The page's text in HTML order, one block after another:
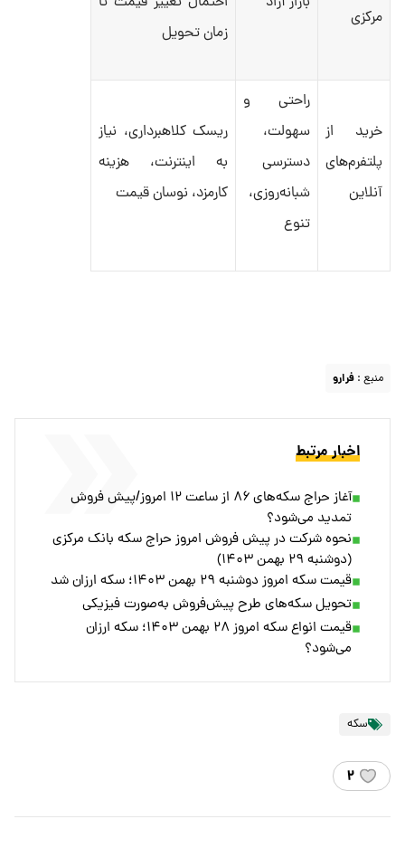
مرکزی
زمان تحویل
خرید از
پلتفرم‌های
آنلاین
راحتی و
سهولت،
دسترسی
شبانه‌روزی،
تنوع
ریسک کلاهبرداری، نیاز
به اینترنت، هزینه
کارمزد، نوسان قیمت
منبع : فرارو
اخبار مرتبط
آغاز حراج سکه‌های ۸۶ از ساعت ۱۲ امروز/پیش فروش
تمدید می‌شود؟
نحوه شرکت در پیش فروش امروز حراج سکه بانک مرکزی
(دوشنبه ۲۹ بهمن ۱۴۰۳)
قیمت سکه امروز دوشنبه ۲۹ بهمن ۱۴۰۳؛ سکه ارزان شد
تحویل سکه‌های طرح پیش‌فروش به‌صورت فیزیکی
قیمت انواع سکه امروز ۲۸ بهمن ۱۴۰۳؛ سکه ارزان
می‌شود؟
سکه
۲